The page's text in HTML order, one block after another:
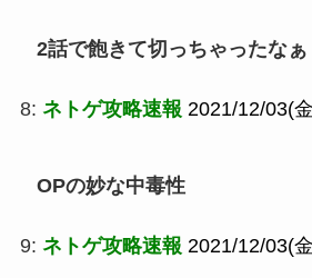
2話で飽きて切っちゃったなぁ
8: ネトゲ攻略速報 2021/12/03(
OPの妙な中毒性
9: ネトゲ攻略速報 2021/12/03(